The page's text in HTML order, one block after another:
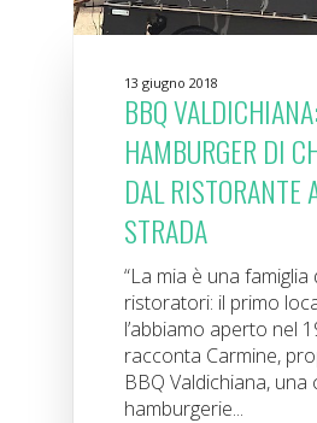
13 giugno 2018
BBQ
HAMBURGER DI
DAL RISTORANTE
STRADA
“La mia è una famiglia
ristoratori: il primo
l’abbiamo aperto nel
racconta Carmine,
BBQ Valdichiana, una
hamburgerie...